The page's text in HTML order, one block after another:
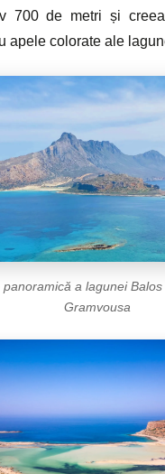
700 de metri și
apele colorate ale
panoramică a lagunei
Gramvousa